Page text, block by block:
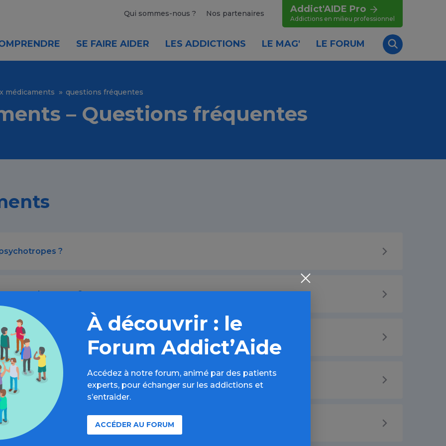
Qui sommes-nous ? Nos partenaires Addict'AIDE Pro
Addictions en milieu professionnel
SE FAIRE AIDER LES ADDICTIONS LE MAG' LE FORUM
Recherche
médicaments questions fréquentes
– Questions fréquentes
?
psychotropes ?
psychotropes ?
de médicament chez les adultes ?
chez les adolescents ?
À découvrir : le
Forum Addict’Aide
Accédez à notre forum, animé par des patients
experts, pour échanger sur les addictions et
s’entraider.
ACCÉDER AU FORUM